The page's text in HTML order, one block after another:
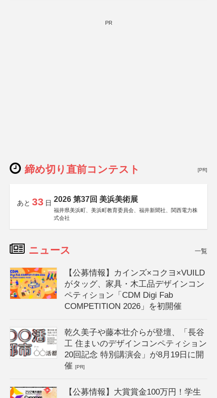
PR
締め切り直前コンテスト [PR]
あと 33 日 2026 第37回 美浜美術展
福井県美浜町、美浜町教育委員会、福井新聞社、関西電力株
式会社
ニュース 一覧
【公募情報】カインズ×コクヨ×VUILD
がタッグ、家具・木工品デザインコン
ペティション「CDM Digi Fab
COMPETITION 2026」を初開催
乾久美子や藤本壮介らが登壇、「長谷
工 住まいのデザインコンペティション
20回記念 特別講演会」が8月19日に開
催[PR]
【公募情報】大賞賞金100万円！学生